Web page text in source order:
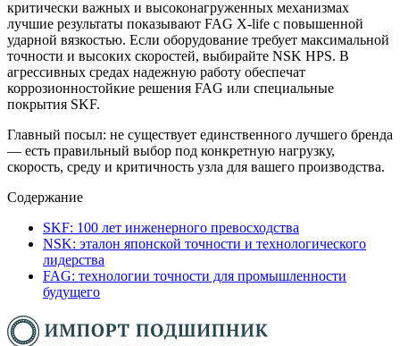
критически важных и высоконагруженных механизмах
лучшие результаты показывают FAG X-life с повышенной
ударной вязкостью. Если оборудование требует максимальной
точности и высоких скоростей, выбирайте NSK HPS. В
агрессивных средах надежную работу обеспечат
коррозионностойкие решения FAG или специальные
покрытия SKF.
Главный посыл: не существует единственного лучшего бренда
— есть правильный выбор под конкретную нагрузку,
скорость, среду и критичность узла для вашего производства.
Содержание
SKF: 100 лет инженерного превосходства
NSK: эталон японской точности и технологического
лидерства
FAG: технологии точности для промышленности
будущего